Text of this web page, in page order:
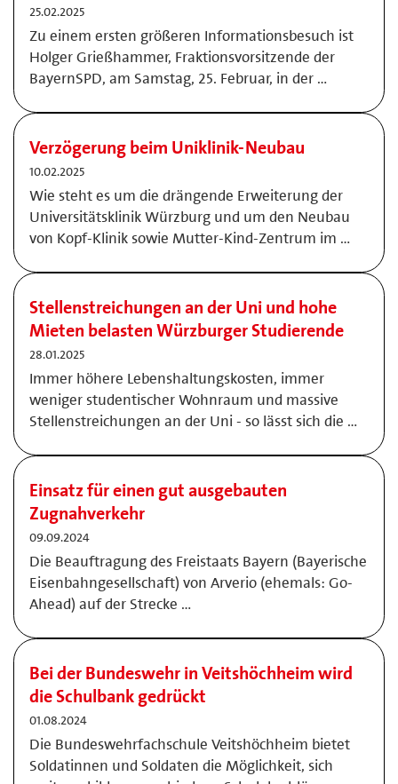
25.02.2025
Zu einem ersten größeren Informationsbesuch ist
Holger Grießhammer, Fraktionsvorsitzende der
BayernSPD, am Samstag, 25. Februar, in der …
Verzögerung beim Uniklinik-Neubau
10.02.2025
Wie steht es um die drängende Erweiterung der
Universitätsklinik Würzburg und um den Neubau
von Kopf-Klinik sowie Mutter-Kind-Zentrum im …
Stellenstreichungen an der Uni und hohe
Mieten belasten Würzburger Studierende
28.01.2025
Immer höhere Lebenshaltungskosten, immer
weniger studentischer Wohnraum und massive
Stellenstreichungen an der Uni - so lässt sich die …
Einsatz für einen gut ausgebauten
Zugnahverkehr
09.09.2024
Die Beauftragung des Freistaats Bayern (Bayerische
Eisenbahngesellschaft) von Arverio (ehemals: Go-
Ahead) auf der Strecke …
Bei der Bundeswehr in Veitshöchheim wird
die Schulbank gedrückt
01.08.2024
Die Bundeswehrfachschule Veitshöchheim bietet
Soldatinnen und Soldaten die Möglichkeit, sich